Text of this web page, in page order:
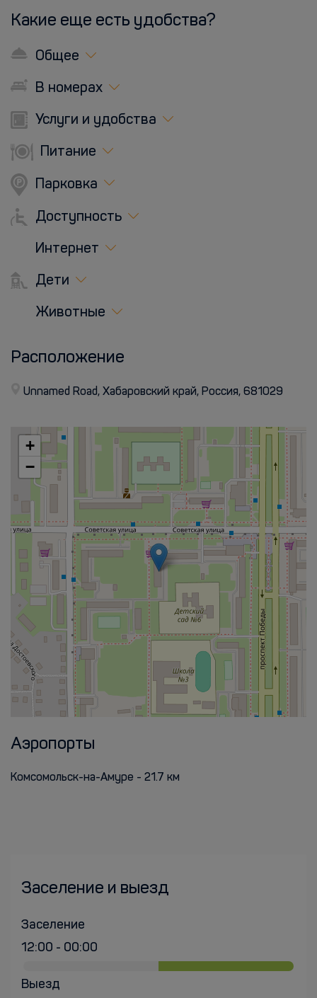
Какие еще есть удобства?
Общее
В номерах
Услуги и удобства
Питание
Парковка
Доступность
Интернет
Дети
Животные
Расположение
Unnamed Road, Хабаровский край, Россия, 681029
+
−
Аэропорты
Комсомольск-на-Амуре - 21.7 км
Заселение и выезд
Заселение
12:00 - 00:00
Выезд